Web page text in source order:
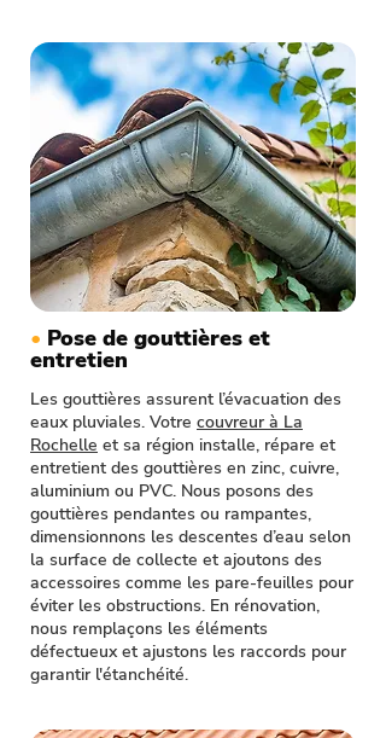
• Pose de gouttières et
entretien
Les gouttières assurent l’évacuation des
eaux pluviales. Votre couvreur à La
Rochelle et sa région installe, répare et
entretient des gouttières en zinc, cuivre,
aluminium ou PVC. Nous posons des
gouttières pendantes ou rampantes,
dimensionnons les descentes d’eau selon
la surface de collecte et ajoutons des
accessoires comme les pare-feuilles pour
éviter les obstructions. En rénovation,
nous remplaçons les éléments
défectueux et ajustons les raccords pour
garantir l'étanchéité.